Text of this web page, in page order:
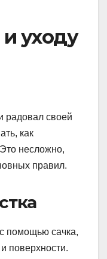
уходу
радовал своей
как
несложно,
правил.
помощью сачка,
поверхности.